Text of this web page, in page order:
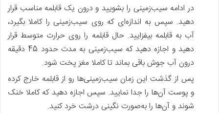
در ادامه سیب‌زمینی را بشویید و درون یک قابلمه مناسب قرار
دهید. سپس به اندازه‌ای که روی سیب‌زمینی را کاملا بگیرد،
آب به قابلمه بیفزایید. حال قابلمه را روی حرارت متوسط قرار
دهید و اجازه دهید که سیب‌زمینی به مدت حدود 45 دقیقه
درون آب جوش باقی بماند تا کاملا مغز پخت شود.
پس‌ از گذشت این زمان سیب‌زمینی‌ها رو از قابلمه خارج کرده
و پوست آن‌ها را جدا نمایید. سپس اجازه دهید که کاملا خنک
شوند و آن‌ها را به‌صورت نگینی درشت خرد کنید.